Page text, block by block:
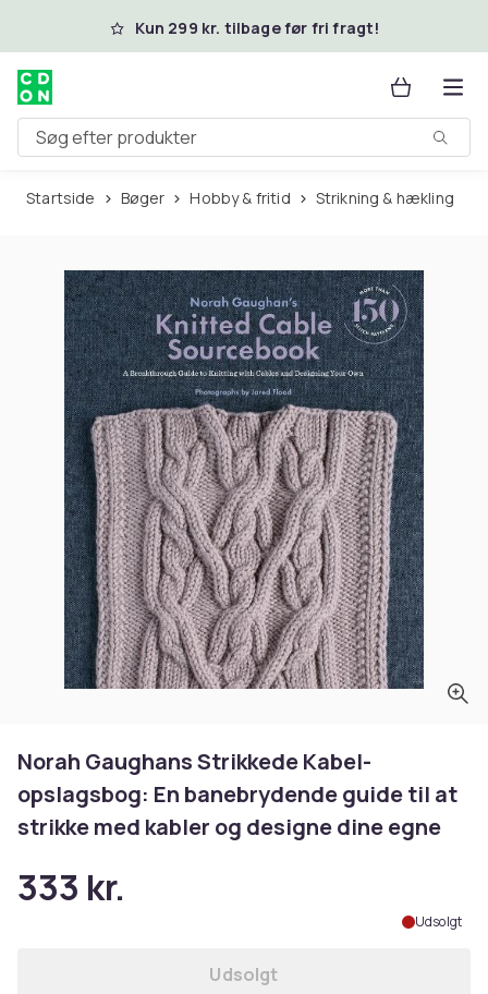
Spring til hovedindhold
Kun 299 kr. tilbage før fri fragt!
Søg efter produkter
Startside Bøger Hobby & fritid Strikning & hækling
Norah Gaughans Strikkede Kabel-
opslagsbog: En banebrydende guide til at
strikke med kabler og designe dine egne
333 kr.
Udsolgt
Udsolgt